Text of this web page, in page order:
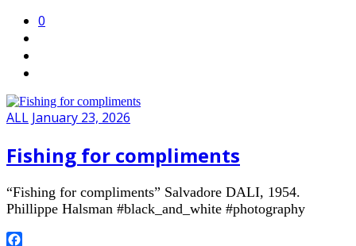
0
ALL January 23, 2026
Fishing for compliments
“Fishing for compliments” Salvadore DALI, 1954.
Phillippe Halsman #black_and_white #photography